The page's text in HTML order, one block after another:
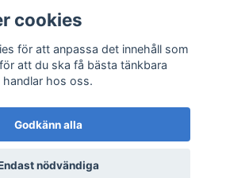
MilMED Education AB
cookies
för att anpassa det innehåll som
att du ska få bästa tänkbara
handlar hos oss.
Godkänn alla
nödvändiga